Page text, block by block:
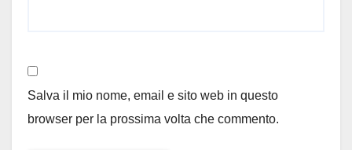
Salva il mio nome, email e sito web in questo
browser per la prossima volta che commento.